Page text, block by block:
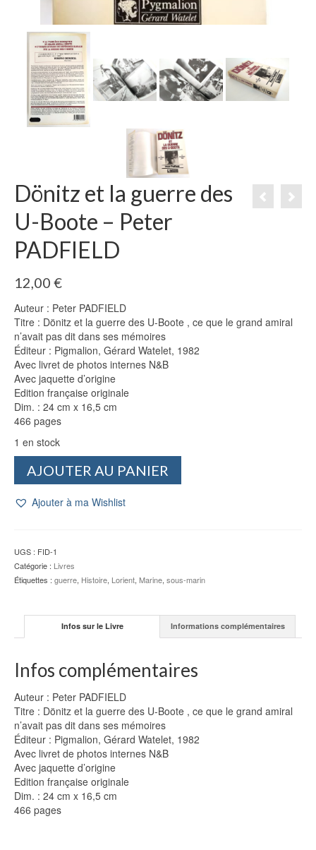
Dönitz et la guerre des
U-Boote – Peter
PADFIELD
12,00 €
Auteur : Peter PADFIELD
Titre : Dönitz et la guerre des U-Boote , ce que le grand amiral
n’avait pas dit dans ses mémoires
Éditeur : Pigmalion, Gérard Watelet, 1982
Avec livret de photos internes N&B
Avec jaquette d’origine
Edition française originale
Dim. : 24 cm x 16,5 cm
466 pages
1 en stock
et
des
U-
Boote
PADFIELD
AJOUTER AU PANIER
Ajouter à ma Wishlist
UGS : FID-1
Catégorie : Livres
Étiquettes : guerre, Histoire, Lorient, Marine, sous-marin
Infos sur le Livre Informations complémentaires
Infos complémentaires
Auteur : Peter PADFIELD
Titre : Dönitz et la guerre des U-Boote , ce que le grand amiral
n’avait pas dit dans ses mémoires
Éditeur : Pigmalion, Gérard Watelet, 1982
Avec livret de photos internes N&B
Avec jaquette d’origine
Edition française originale
Dim. : 24 cm x 16,5 cm
466 pages